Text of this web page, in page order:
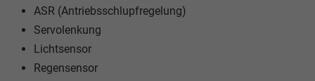
ASR (Antriebsschlupfregelung)
Servolenkung
Lichtsensor
Regensensor